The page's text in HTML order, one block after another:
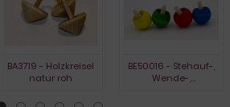
BA3719 - Holzkreisel
natur roh
BE50016 - Stehauf-,
Wende-,